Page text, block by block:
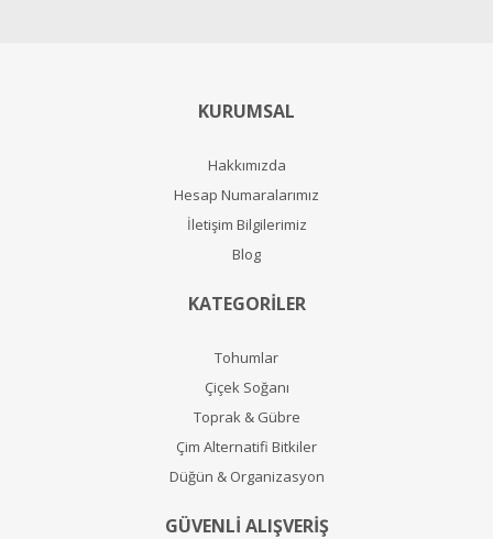
KURUMSAL
Hakkımızda
Hesap Numaralarımız
İletişim Bilgilerimiz
Blog
KATEGORİLER
Tohumlar
Çiçek Soğanı
Toprak & Gübre
Çim Alternatifi Bitkiler
Düğün & Organizasyon
GÜVENLİ ALIŞVERİŞ